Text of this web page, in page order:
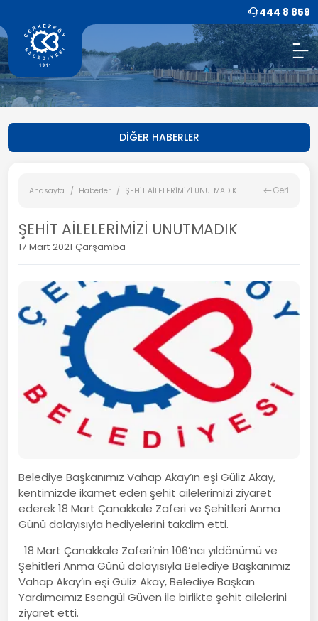
444 8 859
DİĞER HABERLER
Anasayfa Haberler ŞEHİT AİLELERİMİZİ UNUTMADIK Geri
ŞEHİT AİLELERİMİZİ UNUTMADIK
17 Mart 2021 Çarşamba
Belediye Başkanımız Vahap Akay’ın eşi Güliz Akay,
kentimizde ikamet eden şehit ailelerimizi ziyaret
ederek 18 Mart Çanakkale Zaferi ve Şehitleri Anma
Günü dolayısıyla hediyelerini takdim etti.
18 Mart Çanakkale Zaferi’nin 106’ncı yıldönümü ve
Şehitleri Anma Günü dolayısıyla Belediye Başkanımız
Vahap Akay’ın eşi Güliz Akay, Belediye Başkan
Yardımcımız Esengül Güven ile birlikte şehit ailelerini
ziyaret etti.